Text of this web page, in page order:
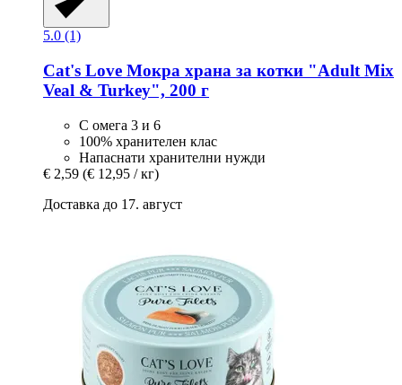
5.0 (1)
Cat's Love Мокра храна за котки "Adult Mix
Veal & Turkey", 200 г
С омега 3 и 6
100% хранителен клас
Напаснати хранителни нужди
€ 2,59 (€ 12,95 / кг)
Доставка до 17. август